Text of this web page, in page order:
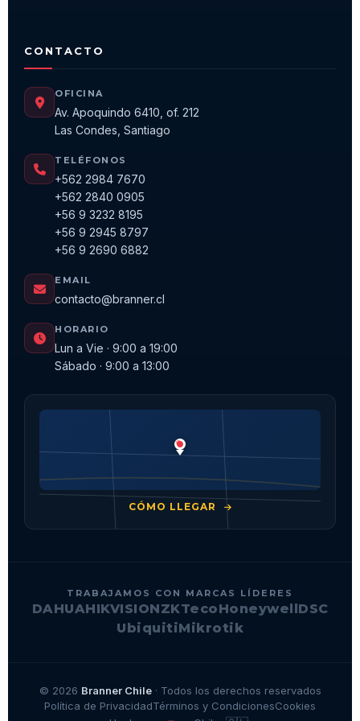
CONTACTO
OFICINA
Av. Apoquindo 6410, of. 212
Las Condes, Santiago
TELÉFONOS
+562 2984 7670
+562 2840 0905
+56 9 3232 8195
+56 9 2945 8797
+56 9 2690 6882
EMAIL
contacto@branner.cl
HORARIO
Lun a Vie · 9:00 a 19:00
Sábado · 9:00 a 13:00
CÓMO LLEGAR
TRABAJAMOS CON MARCAS LÍDERES
DAHUAHIKVISIONZKTecoHoneywell DSC
UbiquitiMikrotik
© 2026 Branner Chile· Todos los derechos reservados
Política de PrivacidadTérminos y CondicionesCookies